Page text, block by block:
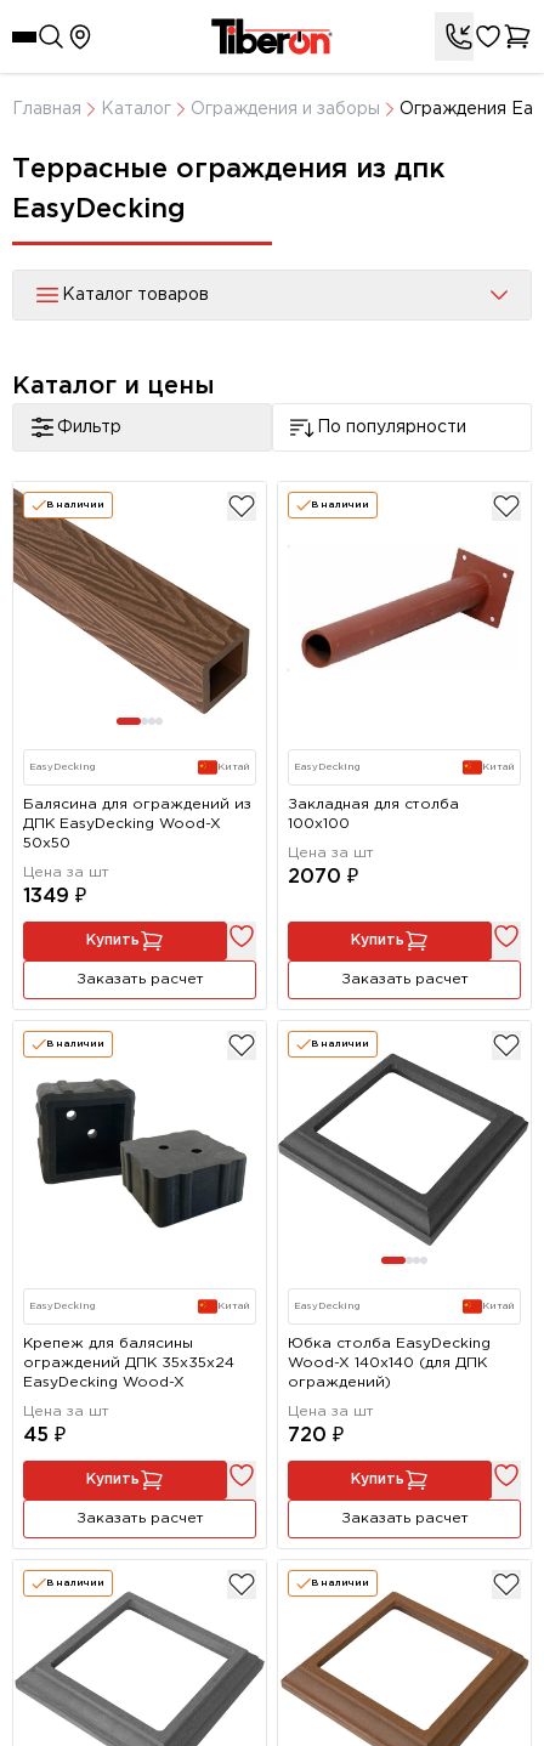
Главная Каталог Ограждения и заборы Ограждения
Террасные ограждения из дпк
EasyDecking
Каталог товаров
Каталог и цены
Фильтр По популярности
В наличии
EasyDecking Китай
Балясина для ограждений из
ДПК EasyDecking Wood-X
50х50
Цена за шт
1349 ₽
Купить
Заказать расчет
В наличии
EasyDecking Китай
Закладная для столба
100х100
Цена за шт
2070 ₽
Купить
Заказать расчет
В наличии
EasyDecking Китай
Крепеж для балясины
ограждений ДПК 35х35х24
EasyDecking Wood-X
Цена за шт
45 ₽
Купить
Заказать расчет
В наличии
EasyDecking Китай
Юбка столба EasyDecking
Wood-X 140х140 (для ДПК
ограждений)
Цена за шт
720 ₽
Купить
Заказать расчет
В наличии В наличии